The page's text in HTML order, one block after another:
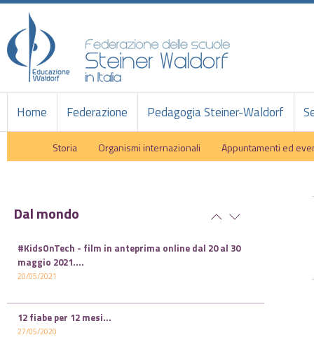
Home Federazione Pedagogia Steiner-Waldorf
Storia Organismi internazionali Appuntamenti ed
Dal mondo
#KidsOnTech - film in anteprima online dal 20 al 30
maggio 2021....
20/05/2021
12 fiabe per 12 mesi...
27/05/2020